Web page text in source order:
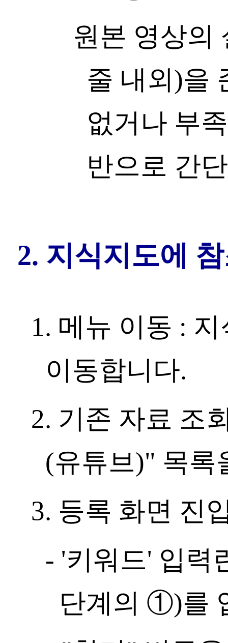
원본 영상의
줄 내외)을
없거나 부
반으로 간
2. 지식지도에
1. 메뉴 이동 :
이동합니다.
2. 기존 자료 조
(유튜브)" 목록
3. 등록 화면 진
- '키워드' 입력
단계의 ①)를